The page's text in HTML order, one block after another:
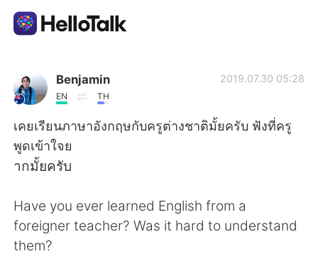
AI Grammar Checker
Français
English 简体中文
繁體中文
Benjamin
EN TH
2019.07.30 05:28
เคยเรียนภาษาอังกฤษกับครูต่างชาติมั้ยครับ ฟังที่ครู
พูดเข้าใจย
ากมั้ยครับ
Have you ever learned English from a
foreigner teacher? Was it hard to understand
them?